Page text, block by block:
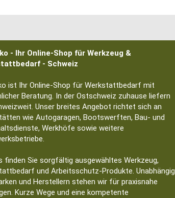
- Ihr Online-Shop für Werkzeug &
- Schweiz
ist Ihr Online-Shop für Werkstattbedarf mit
Beratung. In der Ostschweiz zuhause liefern
Unser breites Angebot richtet sich an
wie Autogaragen, Bootswerften, Bau- und
Werkhöfe sowie weitere
finden Sie sorgfältig ausgewähltes Werkzeug,
und Arbeitsschutz-Produkte. Unabhängig
und Herstellern stehen wir für praxisnahe
Kurze Wege und eine kompetente